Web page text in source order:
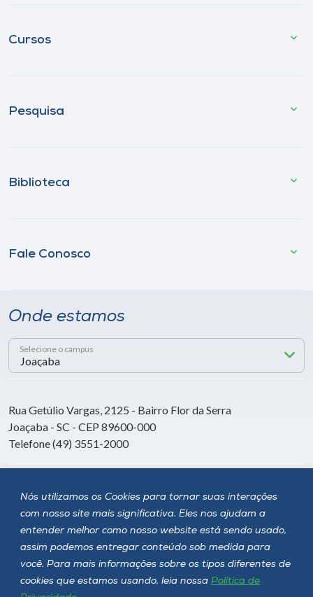
Nós utilizamos os Cookies para tornar suas interações
com nosso site mais significativa. Eles nos ajudam a
entender melhor como nosso website está sendo usado,
assim podemos entregar conteúdo sob medida para
você. Para mais informações sobre os tipos diferentes de
cookies que estamos usando, leia nossa Política de
Cursos
Pesquisa
Biblioteca
Fale Conosco
Onde estamos
Selecione o campus
Rua Getúlio Vargas, 2125 - Bairro Flor da Serra
Joaçaba - SC - CEP 89600-000
Telefone (49) 3551-2000
Siga a Unoesc